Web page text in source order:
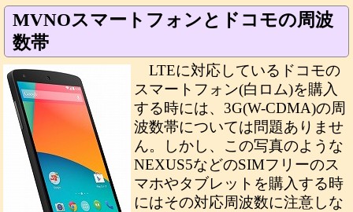
MVNOスマートフォンとドコモの周波
数帯
LTEに対応しているドコモの
スマートフォン(白ロム)を購入
する時には、3G(W-CDMA)の周
波数帯については問題ありませ
ん。しかし、この写真のような
NEXUS5などのSIMフリーのス
マホやタブレットを購入する時
にはその対応周波数に注意しな